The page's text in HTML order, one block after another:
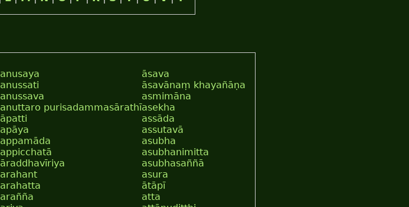
anusaya
anussati
anussava
anuttaro purisadammasārathī
āpatti
apāya
appamāda
appicchatā
āraddhavīriya
arahant
arahatta
arañña
āsava
āsavānaṃ khayañāṇa
asmimāna
asekha
assāda
assutavā
asubha
asubhanimitta
asubhasaññā
asura
ātāpī
atta